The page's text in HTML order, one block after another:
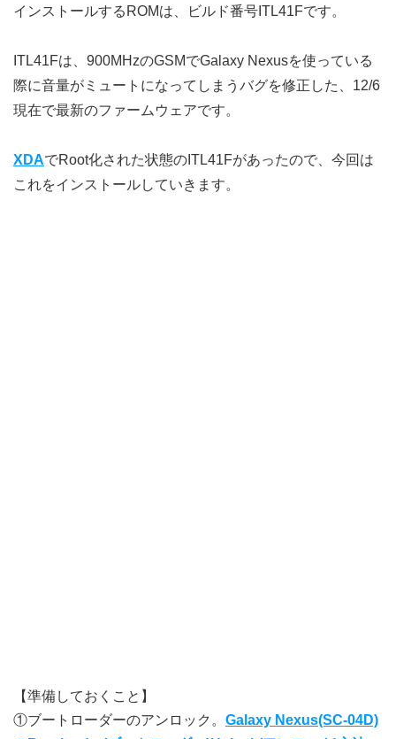
インストールするROMは、ビルド番号ITL41Fです。
ITL41Fは、900MHzのGSMでGalaxy Nexusを使っている
際に音量がミュートになってしまうバグを修正した、12/6
現在で最新のファームウェアです。
XDAでRoot化された状態のITL41Fがあったので、今回は
これをインストールしていきます。
【準備しておくこと】
①ブートローダーのアンロック。 Galaxy Nexus(SC-04D)